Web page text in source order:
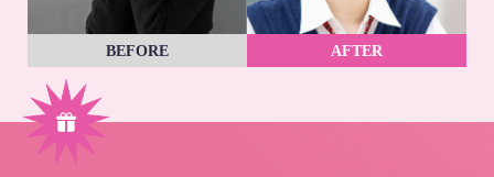
BEFORE AFTER